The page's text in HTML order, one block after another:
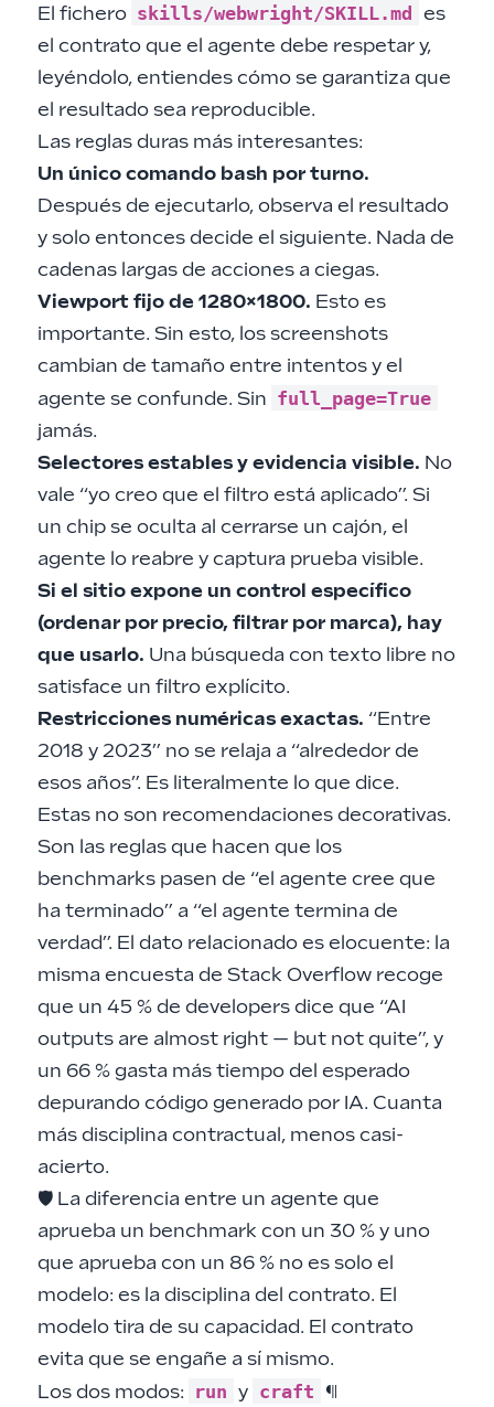
El fichero skills/webwright/SKILL.md es
el contrato que el agente debe respetar y,
leyéndolo, entiendes cómo se garantiza que
el resultado sea reproducible.
Las reglas duras más interesantes:
Un único comando bash por turno.
Después de ejecutarlo, observa el resultado
y solo entonces decide el siguiente. Nada de
cadenas largas de acciones a ciegas.
Viewport fijo de 1280×1800. Esto es
importante. Sin esto, los screenshots
cambian de tamaño entre intentos y el
agente se confunde. Sin full_page=True
jamás.
Selectores estables y evidencia visible. No
vale “yo creo que el filtro está aplicado”. Si
un chip se oculta al cerrarse un cajón, el
agente lo reabre y captura prueba visible.
Si el sitio expone un control específico
(ordenar por precio, filtrar por marca), hay
que usarlo. Una búsqueda con texto libre no
satisface un filtro explícito.
Restricciones numéricas exactas. “Entre
2018 y 2023” no se relaja a “alrededor de
esos años”. Es literalmente lo que dice.
Estas no son recomendaciones decorativas.
Son las reglas que hacen que los
benchmarks pasen de “el agente cree que
ha terminado” a “el agente termina de
verdad”. El dato relacionado es elocuente: la
misma encuesta de Stack Overflow recoge
que un 45 % de developers dice que “AI
outputs are almost right — but not quite”, y
un 66 % gasta más tiempo del esperado
depurando código generado por IA. Cuanta
más disciplina contractual, menos casi-
acierto.
🛡️ La diferencia entre un agente que
aprueba un benchmark con un 30 % y uno
que aprueba con un 86 % no es solo el
modelo: es la disciplina del contrato. El
modelo tira de su capacidad. El contrato
evita que se engañe a sí mismo.
Los dos modos: run y craft ¶